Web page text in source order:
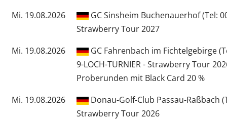
Mi. 19.08.2026
GC Sinsheim Buchenauerhof (Tel:
Strawberry Tour 2027
Mi. 19.08.2026
GC Fahrenbach im Fichtelgebirge
9-LOCH-TURNIER - Strawberry Tour
Proberunden mit Black Card 20 %
Mi. 19.08.2026
Donau-Golf-Club Passau-Raßbach
Strawberry Tour 2026